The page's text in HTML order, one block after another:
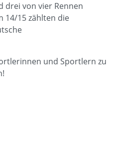
drei von vier Rennen
14/15 zählten die
und Sportlern zu